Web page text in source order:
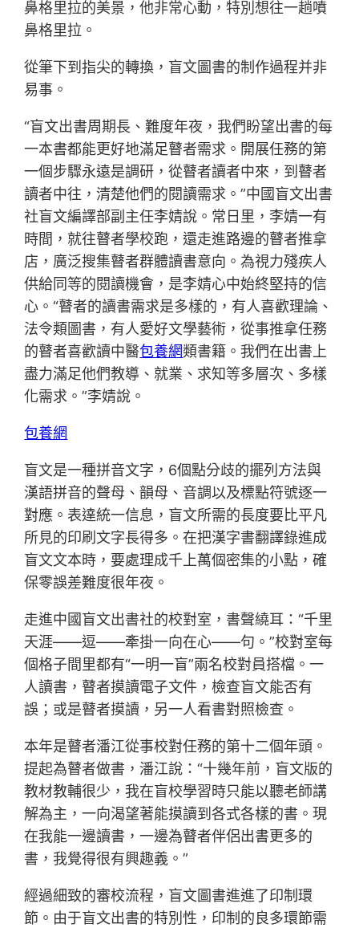
鼻格里拉的美景，他非常心動，特別想往一趟噴
鼻格里拉。
從筆下到指尖的轉換，盲文圖書的制作過程并非
易事。
“盲文出書周期長、難度年夜，我們盼望出書的每
一本書都能更好地滿足瞽者需求。開展任務的第
一個步驟永遠是調研，從瞽者讀者中來，到瞽者
讀者中往，清楚他們的閱讀需求。”中國盲文出書
社盲文編譯部副主任李婧說。常日里，李婧一有
時間，就往瞽者學校跑，還走進路邊的瞽者推拿
店，廣泛搜集瞽者群體讀書意向。為視力殘疾人
供給同等的閱讀機會，是李婧心中始終堅持的信
心。“瞽者的讀書需求是多樣的，有人喜歡理論、
法令類圖書，有人愛好文學藝術，從事推拿任務
的瞽者喜歡讀中醫包養網類書籍。我們在出書上
盡力滿足他們教導、就業、求知等多層次、多樣
化需求。”李婧說。
包養網
盲文是一種拼音文字，6個點分歧的擺列方法與
漢語拼音的聲母、韻母、音調以及標點符號逐一
對應。表達統一信息，盲文所需的長度要比平凡
所見的印刷文字長得多。在把漢字書翻譯錄進成
盲文文本時，要處理成千上萬個密集的小點，確
保零誤差難度很年夜。
走進中國盲文出書社的校對室，書聲繞耳：“千里
天涯——逗——牽掛一向在心——句。”校對室每
個格子間里都有“一明一盲”兩名校對員搭檔。一
人讀書，瞽者摸讀電子文件，檢查盲文能否有
誤；或是瞽者摸讀，另一人看書對照檢查。
本年是瞽者潘江從事校對任務的第十二個年頭。
提起為瞽者做書，潘江說：“十幾年前，盲文版的
教材教輔很少，我在盲校學習時只能以聽老師講
解為主，一向渴望著能摸讀到各式各樣的書。現
在我能一邊讀書，一邊為瞽者伴侶出書更多的
書，我覺得很有興趣義。”
經過細致的審校流程，盲文圖書進進了印制環
節。由于盲文出書的特別性，印制的良多環節需